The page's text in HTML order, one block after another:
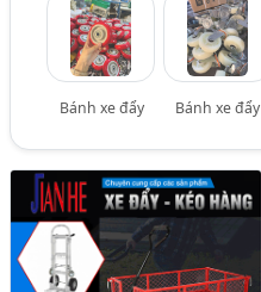
Bánh xe đẩy Bánh xe đẩy